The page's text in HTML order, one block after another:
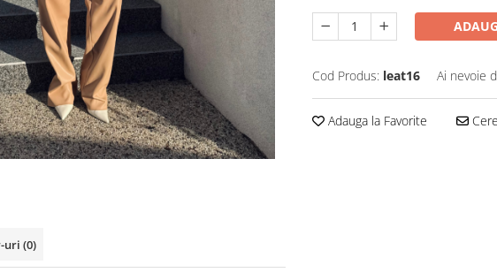
Cod Produs: leat16 Ai nevoie
Adauga la Favorite
uri (0)